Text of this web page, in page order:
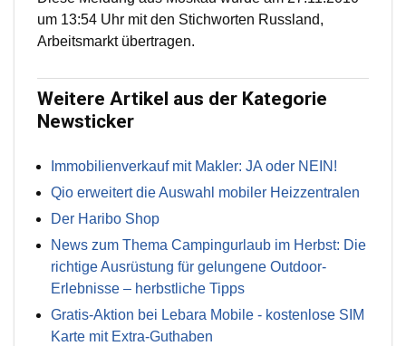
um 13:54 Uhr mit den Stichworten Russland,
Arbeitsmarkt übertragen.
Weitere Artikel aus der Kategorie
Newsticker
Immobilienverkauf mit Makler: JA oder NEIN!
Qio erweitert die Auswahl mobiler Heizzentralen
Der Haribo Shop
News zum Thema Campingurlaub im Herbst: Die
richtige Ausrüstung für gelungene Outdoor-
Erlebnisse – herbstliche Tipps
Gratis-Aktion bei Lebara Mobile - kostenlose SIM
Karte mit Extra-Guthaben